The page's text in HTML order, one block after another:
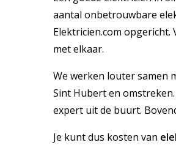
aantal onbetrouwbare
Elektricien.com
met elkaar.
We werken louter samen
Sint Hubert en
expert uit de buurt.
Je kunt dus kosten van